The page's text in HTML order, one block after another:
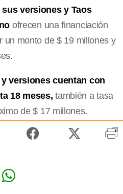
versiones y Taos
ofrecen una financiación
un monto de $ 19 millones y
versiones cuentan con
18 meses, también a tasa
de $ 17 millones.